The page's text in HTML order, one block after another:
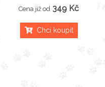
Cena již od 349 Kč
Chci koupit